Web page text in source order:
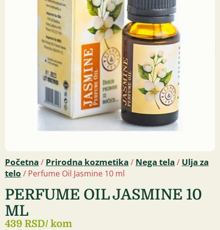
Početna / Prirodna kozmetika / Nega tela / Ulja za
telo / Perfume Oil Jasmine 10 ml
PERFUME OIL JASMINE 10
ML
439 RSD/ kom